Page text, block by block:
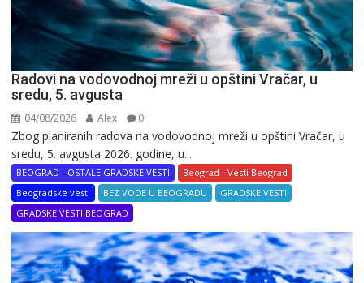
Radovi na vodovodnoj mreži u opštini Vračar, u
sredu, 5. avgusta
04/08/2026 Alex 0
Zbog planiranih radova na vodovodnoj mreži u opštini Vračar, u
sredu, 5. avgusta 2026. godine, u...
BEOGRAD - OSTALE GRADSKE VESTI
Beograd - Vesti Beograd
Beogradske vesti
BEZ VODE U BEOGRADU
GRADSKE VESTI
GRADSKE VESTI BEOGRAD